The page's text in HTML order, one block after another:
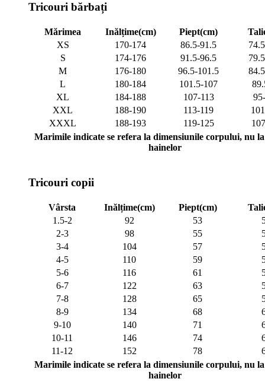
Tricouri bărbați
Mărimea Inălțime(cm) Piept(cm)
XS
170-174 86.5-91.5
S
174-176 91.5-96.5
M
176-180 96.5-101.5
L
180-184 101.5-107
XL
184-188 107-113
XXL
188-190 113-119
XXXL
188-193 119-125
Marimile indicate se refera la dimensiunile corpului, nu la
hainelor
Tricouri copii
Vârsta Inălțime(cm) Piept(cm)
1.5-2
92 53
2-3
98 55
3-4
104 57
4-5
110 59
5-6
116 61
6-7
122 63
7-8
128 65
8-9
134 68
9-10
140 71
10-11
146 74
11-12
152 78
Marimile indicate se refera la dimensiunile corpului, nu la
hainelor